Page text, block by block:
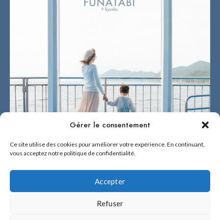
Gérer le consentement
Ce site utilise des cookies pour améliorer votre expérience. En continuant,
vous acceptez notre politique de confidentialité.
Accepter
Refuser